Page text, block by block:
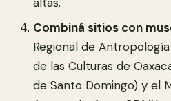
Combiná sitios con
Regional de
de las Culturas de
de Santo Domingo) y el